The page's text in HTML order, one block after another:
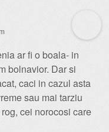
ar fi o boala- in
bolnavior. Dar si
caci in cazul asta
sau mai tarziu
cei norocosi care